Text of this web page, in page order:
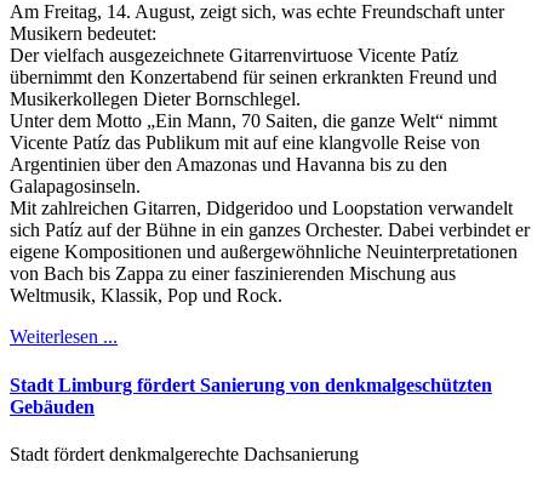
Am Freitag, 14. August, zeigt sich, was echte Freundschaft unter
Musikern bedeutet:
Der vielfach ausgezeichnete Gitarrenvirtuose Vicente Patíz
übernimmt den Konzertabend für seinen erkrankten Freund und
Musikerkollegen Dieter Bornschlegel.
Unter dem Motto „Ein Mann, 70 Saiten, die ganze Welt“ nimmt
Vicente Patíz das Publikum mit auf eine klangvolle Reise von
Argentinien über den Amazonas und Havanna bis zu den
Galapagosinseln.
Mit zahlreichen Gitarren, Didgeridoo und Loopstation verwandelt
sich Patíz auf der Bühne in ein ganzes Orchester. Dabei verbindet er
eigene Kompositionen und außergewöhnliche Neuinterpretationen
von Bach bis Zappa zu einer faszinierenden Mischung aus
Weltmusik, Klassik, Pop und Rock.
Weiterlesen ...
Stadt Limburg fördert Sanierung von denkmalgeschützten
Gebäuden
Stadt fördert denkmalgerechte Dachsanierung